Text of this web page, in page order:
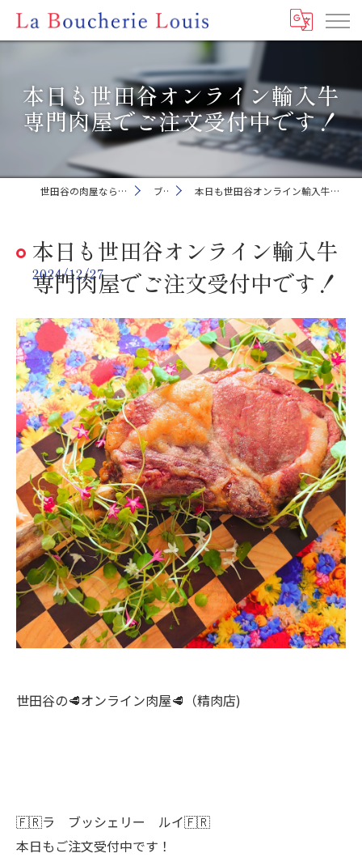
本日も世田谷オンライン輸入牛
専門肉屋でご注文受付中です！
世田谷の肉屋ならLa Boucherie Louis ブログ 本日も世田谷オンライン輸入牛専門肉屋でご注文受付中です！
本日も世田谷オンライン輸入牛
専門肉屋でご注文受付中です！
2024/12/27
世田谷の🥩オンライン肉屋🥩（精肉店)
🇫🇷ラ ブッシェリー ルイ🇫🇷
本日もご注文受付中です！